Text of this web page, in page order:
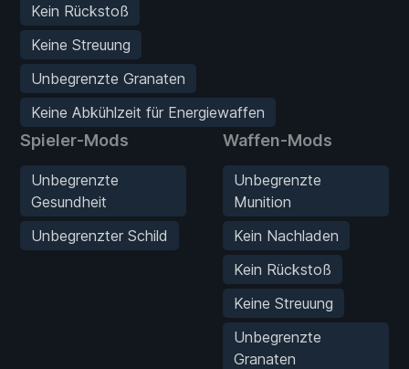
Kein Rückstoß
Keine Streuung
Unbegrenzte Granaten
Keine Abkühlzeit für Energiewaffen
Spieler-Mods
Unbegrenzte
Gesundheit
Unbegrenzter Schild
Waffen-Mods
Unbegrenzte
Munition
Kein Nachladen
Kein Rückstoß
Keine Streuung
Unbegrenzte
Granaten